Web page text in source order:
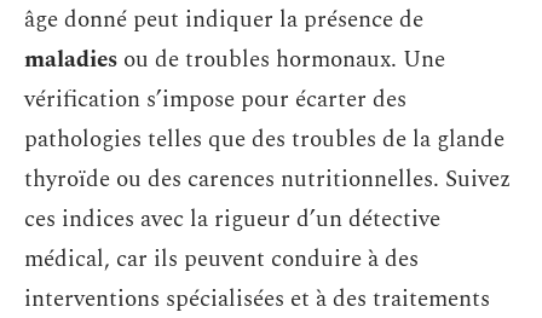
âge donné peut indiquer la présence de
maladies ou de troubles hormonaux. Une
vérification s’impose pour écarter des
pathologies telles que des troubles de la glande
thyroïde ou des carences nutritionnelles. Suivez
ces indices avec la rigueur d’un détective
médical, car ils peuvent conduire à des
interventions spécialisées et à des traitements